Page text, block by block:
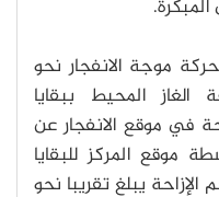
المبكرة.
موجة الانفجار نحو
الغاز المحيط ببقايا
في موقع الانفجار عن
موقع المركز للبقايا
يبلغ تقريبا نحو